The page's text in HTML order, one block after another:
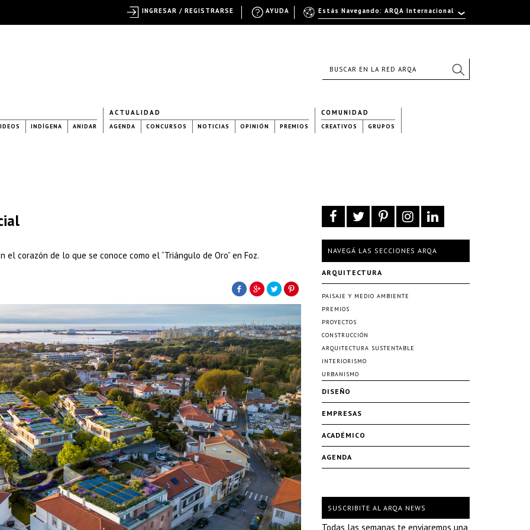
INDÍGENA ANIDAR
ACTUALIDAD
AGENDA CONCURSOS NOTICIAS OPINIÓN PREMIOS
COMUNIDAD
CREATIVOS GRUPOS
corazón de lo que se conoce como el “Triángulo de Oro” en Foz. NAVEGÁ LAS SECCIONES ARQA
ARQUITECTURA
PAISAJE Y MEDIO AMBIENTE
PREMIOS
PROYECTOS
CONSTRUCCIÓN
ARQUITECTURA SUSTENTABLE
INTERIORISMO
URBANISMO
DISEÑO
EMPRESAS
ACADÉMICO
AGENDA
SUSCRIBITE AL ARQA NEWS
Todas las semanas te enviaremos una
Estás Navegando: ARQA Internacional
AYUDA
INGRESAR / REGISTRARSE